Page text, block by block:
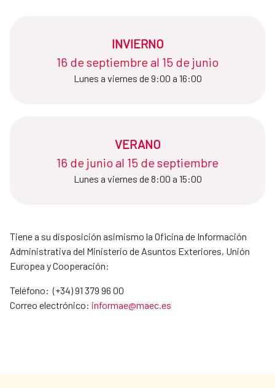
INVIERNO
16 de septiembre al 15 de junio​​​​​​​
Lunes a viernes de 9:00 a 16:00
VERANO
16 de junio al 15 de septiembre​​​​​​​
Lunes a viernes de 8:00 a 15:00
Tiene a su disposición asimismo la Oficina de Información
Administrativa del Ministerio de Asuntos Exteriores, Unión
Europea y Cooperación:
Teléfono: (+34) 91 379 96 00
Correo electrónico: informae@maec.es